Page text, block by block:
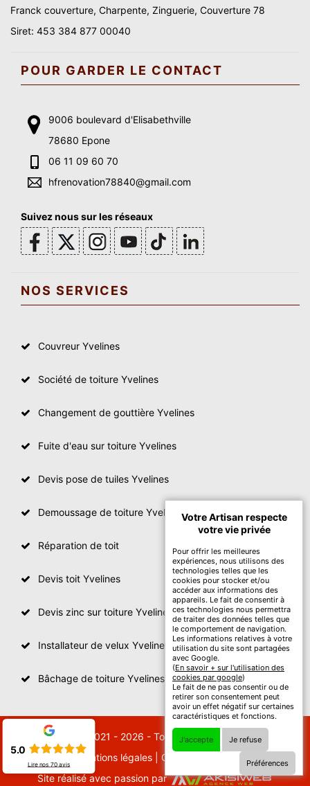
Franck couverture, Charpente, Zinguerie, Couverture 78
Siret: 453 384 877 00040
POUR GARDER LE CONTACT
9006 boulevard d'Elisabethville
78680 Epone
06 11 09 60 70
hfrenovation78840@gmail.com
Suivez nous sur les réseaux
NOS SERVICES
Couvreur Yvelines
Société de toiture Yvelines
Changement de gouttière Yvelines
Fuite d'eau sur toiture Yvelines
Devis pose de tuiles Yvelines
Demoussage de toiture Yvelines
Réparation de toit
Devis toit Yvelines
Devis zinc sur toiture Yvelines
Installateur de velux Yvelines
Bâchage de toiture Yvelines
© 2021 - 2026 - Tout droit réservé
Mentions légales| Contactez-nous
Site réalisé avec passion par
Votre Artisan respecte
votre vie privée
Pour offrir les meilleures
expériences, nous utilisons des
technologies telles que les
cookies pour stocker et/ou
accéder aux informations des
appareils. Le fait de consentir à
ces technologies nous permettra
de traiter des données telles que
le comportement de navigation.
Les informations relatives à votre
utilisation du site sont partagées
avec Google.
(En savoir + sur l'utilisation des
cookies par google)
Le fait de ne pas consentir ou de
retirer son consentement peut
avoir un effet négatif sur certaines
caractéristiques et fonctions.
J'accepte Je refuse
Préférences
5.0
Lire nos 70avis